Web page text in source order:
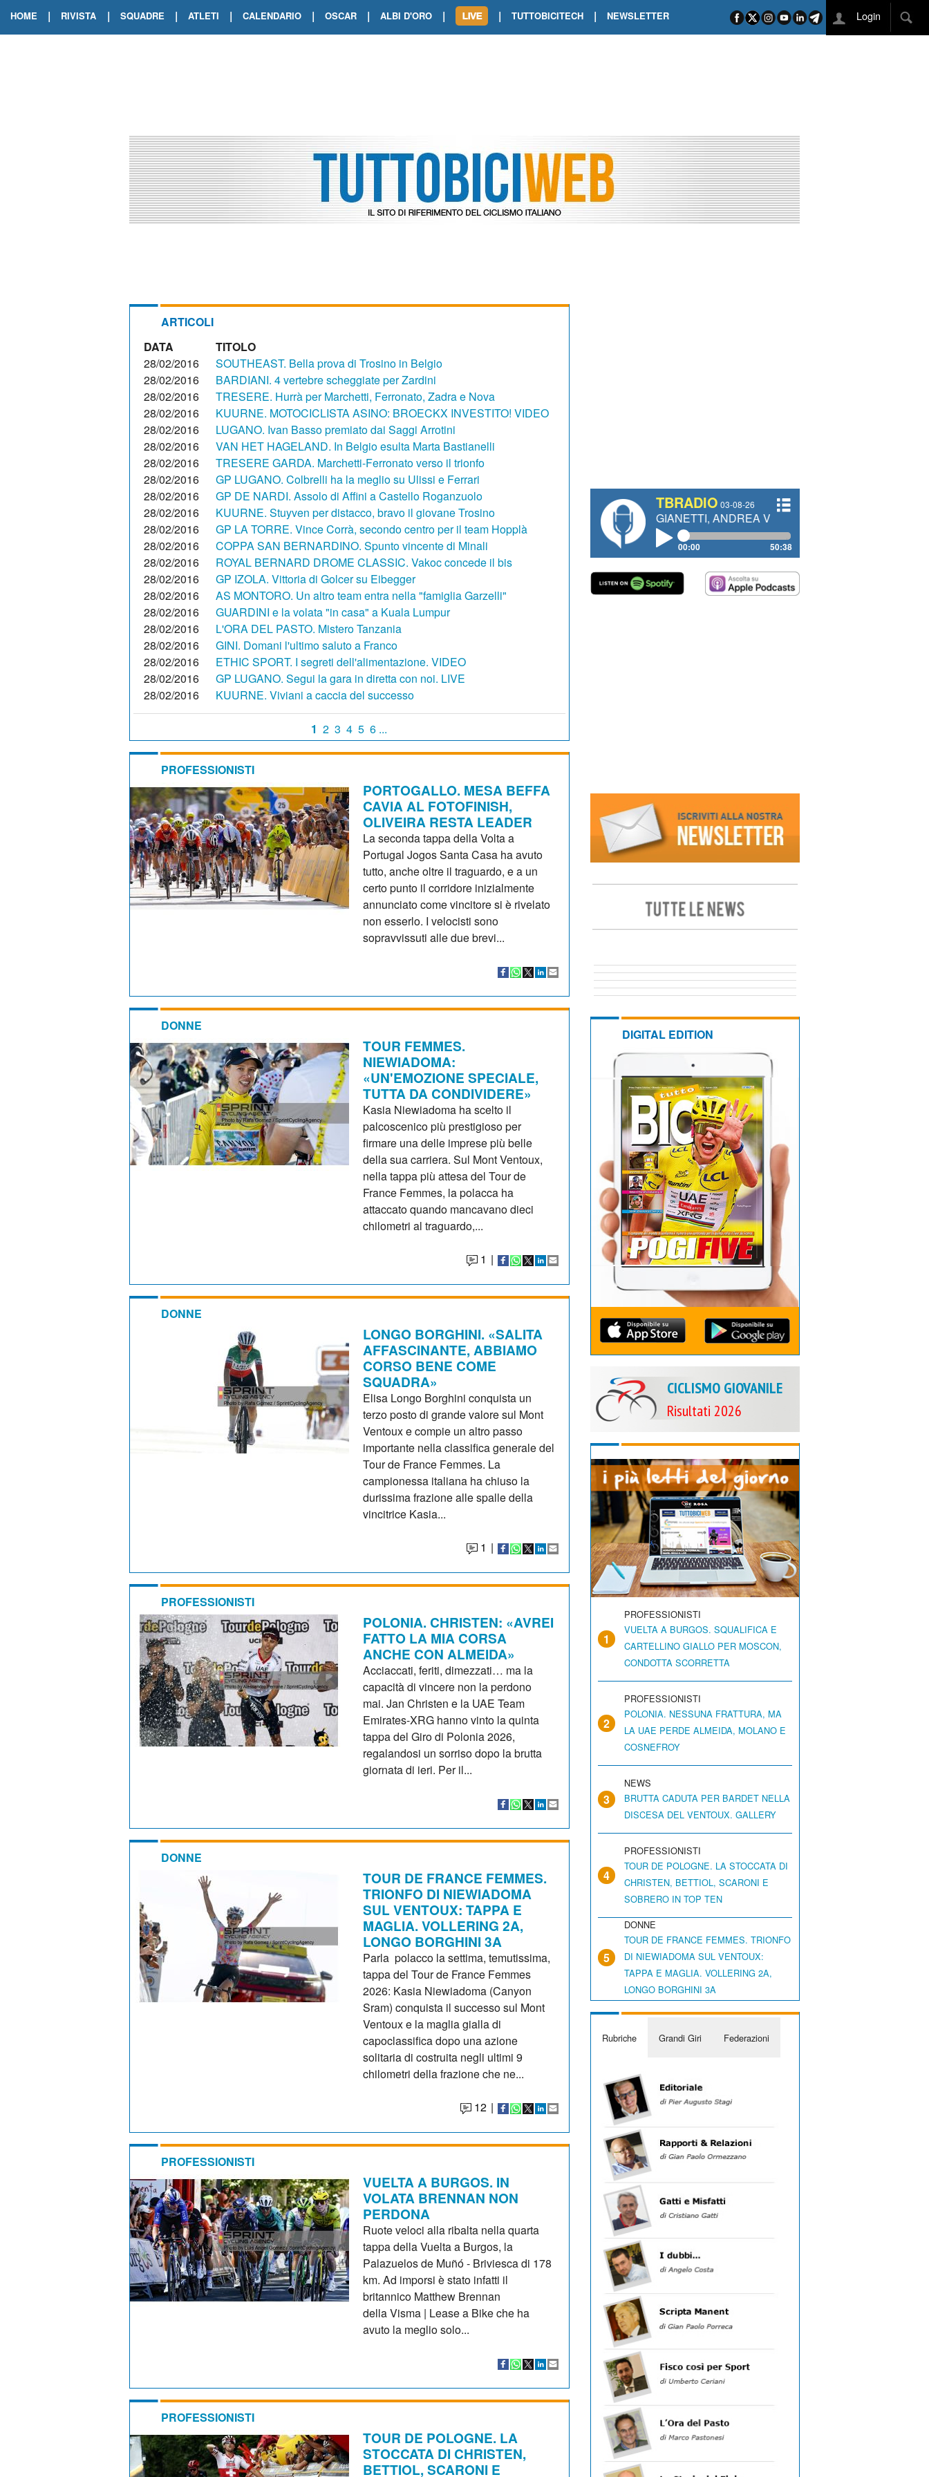
HOME | RIVISTA | SQUADRE | ATLETI | CALENDARIO | OSCAR | ALBI D'ORO |
TOUR DE FRANCE. ORCIERES-MERLETTE INCORONA CARAPAZ
TOUR DE FRANCE. A VOIRON TRIONFO DI PHILIPSEN SU SCHMID E KOOIJ
| TUTTOBICITECH | NEWSLETTER Login
ARTICOLI
DATA
TITOLO
28/02/2016
SOUTHEAST. Bella prova di Trosino in Belgio
28/02/2016
BARDIANI. 4 vertebre scheggiate per Zardini
28/02/2016
TRESERE. Hurrà per Marchetti, Ferronato, Zadra e Nova
28/02/2016
KUURNE. MOTOCICLISTA ASINO: BROECKX INVESTITO! VIDEO
28/02/2016
LUGANO. Ivan Basso premiato dai Saggi Arrotini
28/02/2016
VAN HET HAGELAND. In Belgio esulta Marta Bastianelli
28/02/2016
TRESERE GARDA. Marchetti-Ferronato verso il trionfo
28/02/2016
GP LUGANO. Colbrelli ha la meglio su Ulissi e Ferrari
28/02/2016
GP DE NARDI. Assolo di Affini a Castello Roganzuolo
28/02/2016
KUURNE. Stuyven per distacco, bravo il giovane Trosino
28/02/2016
GP LA TORRE. Vince Corrà, secondo centro per il team Hopplà
28/02/2016
COPPA SAN BERNARDINO. Spunto vincente di Minali
28/02/2016
ROYAL BERNARD DROME CLASSIC. Vakoc concede il bis
28/02/2016
GP IZOLA. Vittoria di Golcer su Eibegger
28/02/2016
AS MONTORO. Un altro team entra nella "famiglia Garzelli"
28/02/2016
GUARDINI e la volata "in casa" a Kuala Lumpur
28/02/2016
L'ORA DEL PASTO. Mistero Tanzania
28/02/2016
GINI. Domani l'ultimo saluto a Franco
28/02/2016
ETHIC SPORT. I segreti dell'alimentazione. VIDEO
28/02/2016
GP LUGANO. Segui la gara in diretta con noi. LIVE
28/02/2016
KUURNE. Viviani a caccia del successo
1 2 3 4 5 6 ...
PROFESSIONISTI
PORTOGALLO. MESA BEFFA
CAVIA AL FOTOFINISH,
OLIVEIRA RESTA LEADER
La seconda tappa della Volta a
Portugal Jogos Santa Casa ha avuto
tutto, anche oltre il traguardo, e a un
certo punto il corridore inizialmente
annunciato come vincitore si è rivelato
non esserlo. I velocisti sono
sopravvissuti alle due brevi...
DONNE
TOUR FEMMES.
NIEWIADOMA:
«UN'EMOZIONE SPECIALE,
TUTTA DA CONDIVIDERE»
Kasia Niewiadoma ha scelto il
palcoscenico più prestigioso per
firmare una delle imprese più belle
della sua carriera. Sul Mont Ventoux,
nella tappa più attesa del Tour de
France Femmes, la polacca ha
attaccato quando mancavano dieci
chilometri al traguardo,...
1 |
DONNE
LONGO BORGHINI. «SALITA
AFFASCINANTE, ABBIAMO
CORSO BENE COME
SQUADRA»
Elisa Longo Borghini conquista un
terzo posto di grande valore sul Mont
Ventoux e compie un altro passo
importante nella classifica generale del
Tour de France Femmes. La
campionessa italiana ha chiuso la
durissima frazione alle spalle della
vincitrice Kasia...
1 |
PROFESSIONISTI
POLONIA. CHRISTEN: «AVREI
FATTO LA MIA CORSA
ANCHE CON ALMEIDA»
Acciaccati, feriti, dimezzati… ma la
capacità di vincere non la perdono
mai. Jan Christen e la UAE Team
Emirates-XRG hanno vinto la quinta
tappa del Giro di Polonia 2026,
regalandosi un sorriso dopo la brutta
giornata di ieri. Per il...
DONNE
TOUR DE FRANCE FEMMES.
TRIONFO DI NIEWIADOMA
SUL VENTOUX: TAPPA E
MAGLIA. VOLLERING 2A,
LONGO BORGHINI 3A
Parla polacco la settima, temutissima,
tappa del Tour de France Femmes
2026: Kasia Niewiadoma (Canyon
Sram) conquista il successo sul Mont
Ventoux e la maglia gialla di
capoclassifica dopo una azione
solitaria di costruita negli ultimi 9
chilometri della frazione che ne...
12 |
PROFESSIONISTI
VUELTA A BURGOS. IN
VOLATA BRENNAN NON
PERDONA
Ruote veloci alla ribalta nella quarta
tappa della Vuelta a Burgos, la
Palazuelos de Muñó - Briviesca di 178
km. Ad imporsi è stato infatti il
britannico Matthew Brennan
della Visma | Lease a Bike che ha
avuto la meglio solo...
PROFESSIONISTI
TOUR DE POLOGNE. LA
STOCCATA DI CHRISTEN,
BETTIOL, SCARONI E
TBRADIO 03-08-26
#334 CHARLY WEGELIUS, MAURO GIANETTI, ANDREA VENDRAME, FILIPPO FIORELLI
00:00 50:38
DIGITAL EDITION
CICLISMO GIOVANILE
Risultati 2026
1
PROFESSIONISTI
VUELTA A BURGOS. SQUALIFICA E
CARTELLINO GIALLO PER MOSCON,
CONDOTTA SCORRETTA
2
PROFESSIONISTI
POLONIA. NESSUNA FRATTURA, MA
LA UAE PERDE ALMEIDA, MOLANO E
COSNEFROY
3
NEWS
BRUTTA CADUTA PER BARDET NELLA
DISCESA DEL VENTOUX. GALLERY
4
PROFESSIONISTI
TOUR DE POLOGNE. LA STOCCATA DI
CHRISTEN, BETTIOL, SCARONI E
SOBRERO IN TOP TEN
5
DONNE
TOUR DE FRANCE FEMMES. TRIONFO
DI NIEWIADOMA SUL VENTOUX:
TAPPA E MAGLIA. VOLLERING 2A,
LONGO BORGHINI 3A
Rubriche Grandi Giri Federazioni